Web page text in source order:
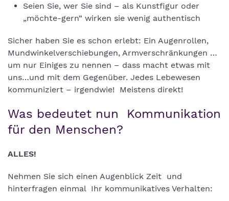
Seien Sie, wer Sie sind – als Kunstfigur oder
„möchte-gern“ wirken sie wenig authentisch
Sicher haben Sie es schon erlebt: Ein Augenrollen,
Mundwinkelverschiebungen, Armverschränkungen …
um nur Einiges zu nennen – dass macht etwas mit
uns…und mit dem Gegenüber. Jedes Lebewesen
kommuniziert – irgendwie! Meistens direkt!
Was bedeutet nun Kommunikation
für den Menschen?
ALLES!
Nehmen Sie sich einen Augenblick Zeit und
hinterfragen einmal Ihr kommunikatives Verhalten: